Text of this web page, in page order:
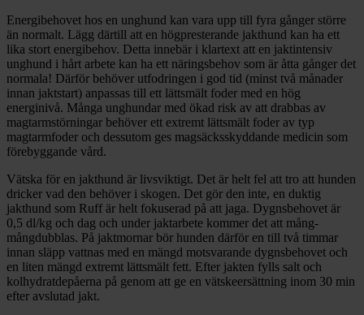
Energibehovet hos en unghund kan vara upp till fyra gånger större
än normalt. Lägg därtill att en högpresterande jakthund kan ha ett
lika stort energibehov. Detta innebär i klartext att en jaktintensiv
unghund i hårt arbete kan ha ett näringsbehov som är åtta gånger det
normala! Därför behöver utfodringen i god tid (minst två månader
innan jaktstart) anpassas till ett lättsmält foder med en hög
energinivå. Många unghundar med ökad risk av att drabbas av
magtarmstörningar behöver ett extremt lättsmält foder av typ
magtarmfoder och dessutom ges magsäcksskyddande medicin som
förebyggande vård.
Vätska för en jakthund är livsviktigt. Det är helt fel att tro att hunden
dricker vad den behöver i skogen. Det gör den inte, en duktig
jakthund som Ruff är helt fokuserad på att jaga. Dygnsbehovet är
0,5 dl/kg och dag och under jaktarbete kommer det att mång-
mångdubblas. På jaktmornar bör hunden därför en till två timmar
innan släpp vattnas med en mängd motsvarande dygnsbehovet och
en liten mängd extremt lättsmält fett. Efter jakten fylls salt och
kolhydratdepåerna på genom att ge en vätskeersättning inom 30 min
efter avslutad jakt.